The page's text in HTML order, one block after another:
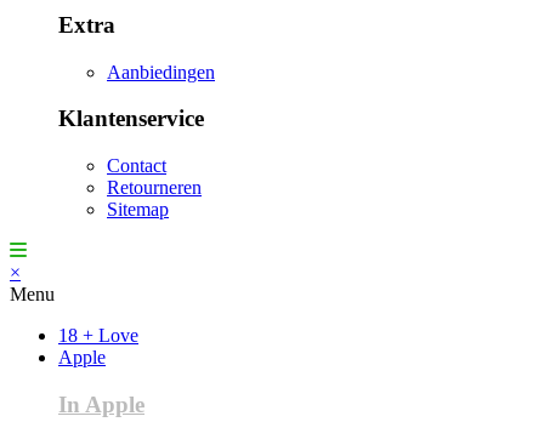
Extra
Aanbiedingen
Klantenservice
Contact
Retourneren
Sitemap
×
Menu
18 + Love
Apple
In Apple